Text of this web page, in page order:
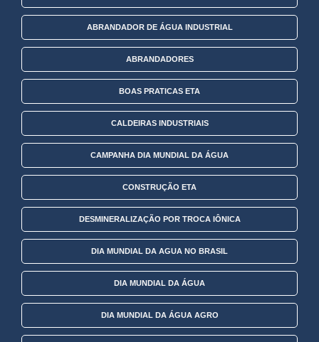
ABRANDADOR DE ÁGUA INDUSTRIAL
ABRANDADORES
BOAS PRATICAS ETA
CALDEIRAS INDUSTRIAIS
CAMPANHA DIA MUNDIAL DA ÁGUA
CONSTRUÇÃO ETA
DESMINERALIZAÇÃO POR TROCA IÔNICA
DIA MUNDIAL DA AGUA NO BRASIL
DIA MUNDIAL DA ÁGUA
DIA MUNDIAL DA ÁGUA AGRO